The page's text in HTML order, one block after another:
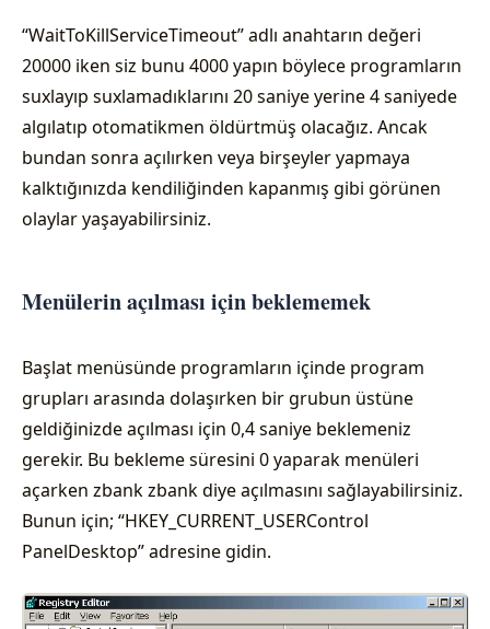
“WaitToKillServiceTimeout” adlı anahtarın değeri
20000 iken siz bunu 4000 yapın böylece programların
suxlayıp suxlamadıklarını 20 saniye yerine 4 saniyede
algılatıp otomatikmen öldürtmüş olacağız. Ancak
bundan sonra açılırken veya birşeyler yapmaya
kalktığınızda kendiliğinden kapanmış gibi görünen
olaylar yaşayabilirsiniz.
Menülerin açılması için beklememek
Başlat menüsünde programların içinde program
grupları arasında dolaşırken bir grubun üstüne
geldiğinizde açılması için 0,4 saniye beklemeniz
gerekir. Bu bekleme süresini 0 yaparak menüleri
açarken zbank zbank diye açılmasını sağlayabilirsiniz.
Bunun için; “HKEY_CURRENT_USERControl
PanelDesktop” adresine gidin.